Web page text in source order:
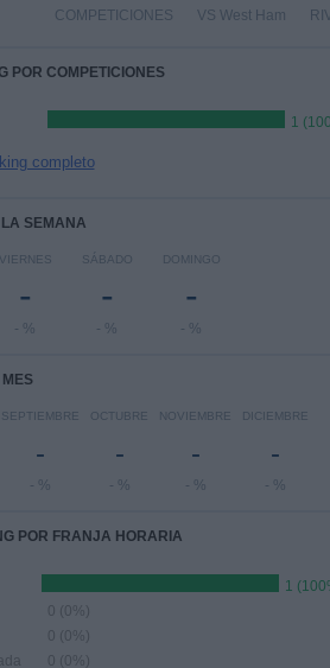
VS West Ham
COMPETICIONES
POR COMPETICIONES
1
completo
LA SEMANA
VIERNES
-
- %
SÁBADO
-
- %
DOMINGO
-
- %
MES
SEPTIEMBRE
-
- %
OCTUBRE
-
- %
NOVIEMBRE
-
- %
DICIEMBRE
-
- %
POR FRANJA HORARIA
1
0 (0%)
0 (0%)
0 (0%)